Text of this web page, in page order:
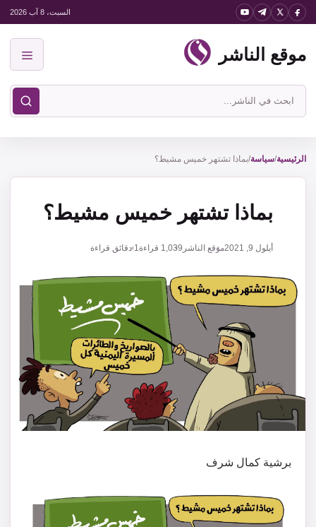
انتقل
المحتوى
السبت، 8 آب 2026
موقع الناشر
ابحث
في
الناشر
الرئيسية/سياسة/بماذا تشتهر خميس مشيط؟
بماذا تشتهر خميس مشيط؟
أيلول 9, 2021 موقع الناشر 1,039 قراءة1 دقائق قراءة
برشية كمال شرف